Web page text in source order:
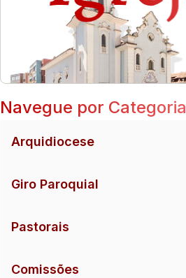
Navegue por Categoria
Arquidiocese
Giro Paroquial
Pastorais
Comissões